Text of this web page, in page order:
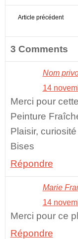
Article précédent
3 Comments
Nom
14
Merci pour
Peinture
Plaisir,
Bises
Répondre
Marie
14
Merci pour ce
Répondre